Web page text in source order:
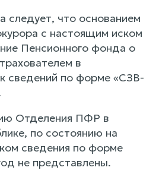
следует, что основанием
с настоящим иском
Пенсионного фонда о
в
сведений по форме «СЗВ-
Отделения ПФР в
по состоянию на
сведения по форме
не представлены.